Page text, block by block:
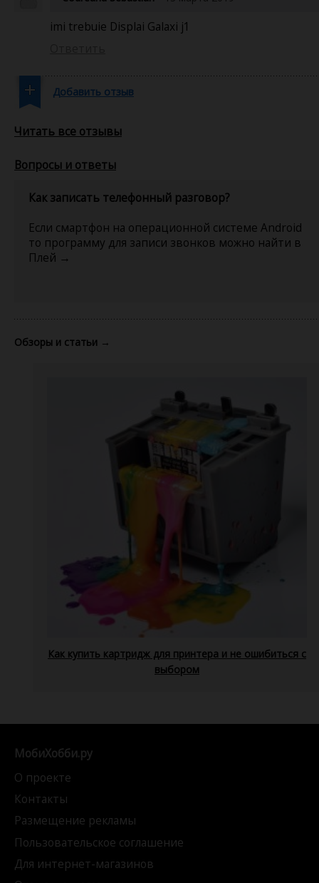
imi trebuie Displai Galaxi j1
Добавить отзыв
Читать все отзывы
Вопросы и ответы
Как записать телефонный разговор?
Если смартфон на операционной системе Android
то программу для записи звонков можно найти в
Плей →
Обзоры и статьи →
Как купить картридж для принтера и не ошибиться с
выбором
МобиХобби.ру
О проекте
Контакты
Размещение рекламы
Пользовательское соглашение
Для интернет-магазинов